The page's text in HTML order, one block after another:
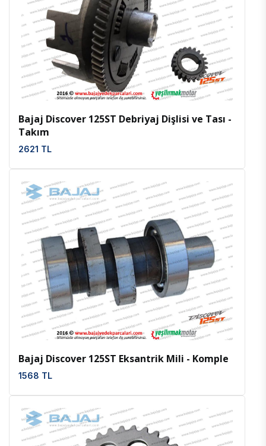
İncele Favoriler
Bajaj Discover 125ST Debriyaj Dişlisi ve Tası -
Takım
2621 TL
İncele Favoriler
Bajaj Discover 125ST Eksantrik Mili - Komple
1568 TL